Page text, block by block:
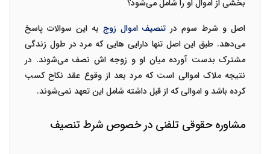
بخشی از اموال او را شامل می‌شود؟
اصل و شرط سوم در تنصیف اموال زوج به این سوالات پاسخ
می‌دهد. طبق این اصل تنها دارایی هایی که مرد در طول زندگی
مشترک بدست آورده میان او و زوجه اش نصف می‌شوند. در
نتیجه ملاک اموالی است که مرد بعد از وقوع عقد نکاح کسب
کرده باشد و اموالی که از قبل داشته شامل این تعهد نمی‌شوند.
مشاوره حقوقی تلفنی در خصوص شرط تنصیف